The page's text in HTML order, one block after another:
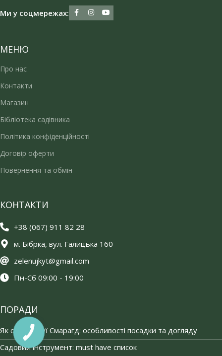
Ми у соцмережах:
МЕНЮ
Про нас
Контакти
Магазин
Бібліотека садівника
Політика конфіденційності
Договір оферти
Повернення та обмін
КОНТАКТИ
+38 (067) 911 82 28
м. Бібрка, вул. Галицька 160
zelenujkyt@gmail.com
Пн-Сб 09:00 - 19:00
ПОРАДИ
Як садити туї Смарагд: особливості посадки та догляду
Садовий інструмент: must have список